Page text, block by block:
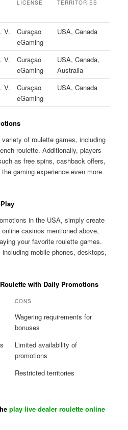
LICENSE TERRITORIES
V.
Curaçao
eGaming
USA, Canada
V.
Curaçao
eGaming
USA, Canada,
Australia
V.
Curaçao
eGaming
USA, Canada
of roulette games, including
roulette. Additionally, players
as free spins, cashback offers,
gaming experience even more
in the USA, simply create
casinos mentioned above,
your favorite roulette games.
mobile phones, desktops,
with Daily Promotions
CONS
Wagering requirements for
bonuses
Limited availability of
promotions
Restricted territories
play live dealer roulette online